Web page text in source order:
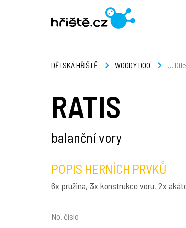
DĚTSKÁ HŘIŠTĚ WOODY DOO ...
RATIS
balanční vory
POPIS HERNÍCH PRVKŮ
6x pružina, 3x konstrukce voru, 2x
No. číslo